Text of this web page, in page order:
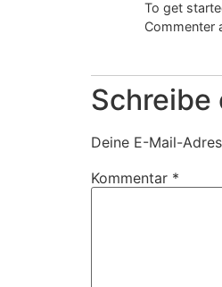
To get
Commenter
Schreibe
Deine E-Mail-
Kommentar *